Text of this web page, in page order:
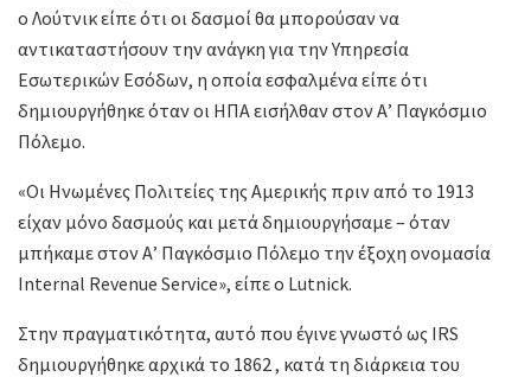
ο Λούτνικ είπε ότι οι δασμοί θα μπορούσαν να
αντικαταστήσουν την ανάγκη για την Υπηρεσία
Εσωτερικών Εσόδων, η οποία εσφαλμένα είπε ότι
δημιουργήθηκε όταν οι ΗΠΑ εισήλθαν στον Α’ Παγκόσμιο
Πόλεμο.
«Οι Ηνωμένες Πολιτείες της Αμερικής πριν από το 1913
είχαν μόνο δασμούς και μετά δημιουργήσαμε – όταν
μπήκαμε στον Α’ Παγκόσμιο Πόλεμο την έξοχη ονομασία
Internal Revenue Service», είπε ο Lutnick.
Στην πραγματικότητα, αυτό που έγινε γνωστό ως IRS
δημιουργήθηκε αρχικά το 1862 , κατά τη διάρκεια του